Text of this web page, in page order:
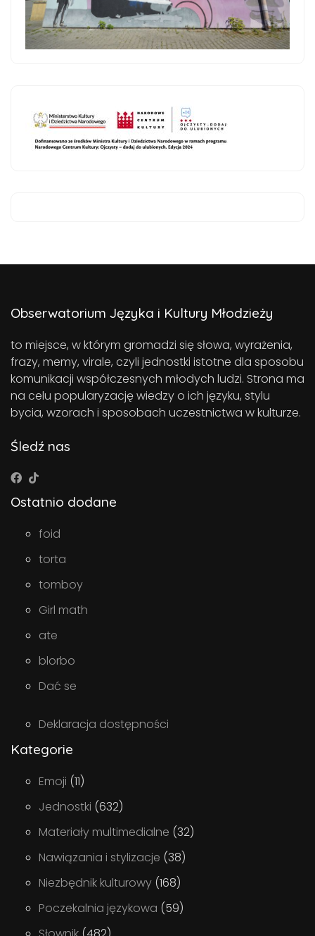
Obserwatorium Języka i Kultury Młodzieży
to miejsce, w którym gromadzi się słowa, wyrażenia,
frazy, memy, virale, czyli jednostki istotne dla sposobu
komunikacji współczesnych młodych ludzi. Strona ma
na celu popularyzację wiedzy o ich języku, stylu
bycia, wzorach i sposobach uczestnictwa w kulturze.
Śledź nas
Ostatnio dodane
foid
torta
tomboy
Girl math
ate
blorbo
Dać se
Deklaracja dostępności
Kategorie
Emoji (11)
Jednostki (632)
Materiały multimedialne (32)
Nawiązania i stylizacje (38)
Niezbędnik kulturowy (168)
Poczekalnia językowa (59)